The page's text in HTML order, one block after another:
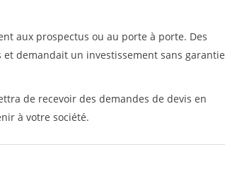
aux prospectus ou au porte à porte. Des
demandait un investissement sans garantie
de recevoir des demandes de devis en
à votre société.